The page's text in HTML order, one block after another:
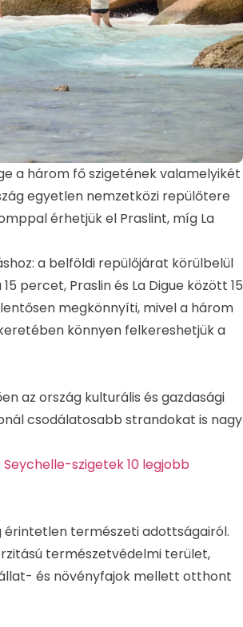
a három fő szigetének valamelyikét
egyetlen nemzetközi repülőtere
érhetjük el Praslint, míg La
a belföldi repülőjárat körülbelül
percet, Praslin és La Digue között 15
megkönnyíti, mivel a három
könnyen felkereshetjük a
az ország kulturális és gazdasági
csodálatosabb strandokat is nagy
Seychelle-szigetek 10 legjobb
érintetlen természeti adottságairól.
természetvédelmi terület,
és növényfajok mellett otthont